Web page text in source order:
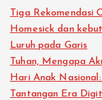
Tiga Rekomendasi
Homesick dan
Luruh pada Garis
Tuhan, Mengapa
Hari Anak
Tantangan Era